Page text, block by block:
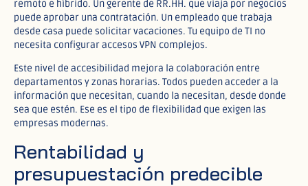
remoto e híbrido. Un gerente de RR.HH. que viaja por negocios
puede aprobar una contratación. Un empleado que trabaja
desde casa puede solicitar vacaciones. Tu equipo de TI no
necesita configurar accesos VPN complejos.​
Este nivel de accesibilidad mejora la colaboración entre
departamentos y zonas horarias. Todos pueden acceder a la
información que necesitan, cuando la necesitan, desde donde
sea que estén. Ese es el tipo de flexibilidad que exigen las
empresas modernas.​
Rentabilidad y
presupuestación predecible